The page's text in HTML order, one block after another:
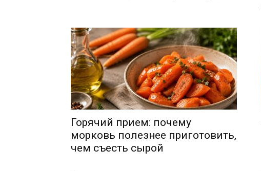
Горячий прием: почему
морковь полезнее приготовить,
чем съесть сырой